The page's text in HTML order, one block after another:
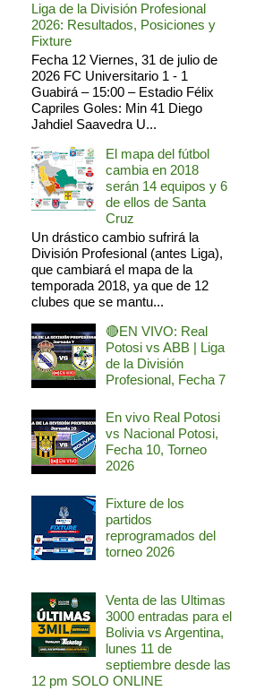
Liga de la División Profesional
2026: Resultados, Posiciones y
Fixture
Fecha 12 Viernes, 31 de julio de
2026 FC Universitario 1 - 1
Guabirá – 15:00 – Estadio Félix
Capriles Goles: Min 41 Diego
Jahdiel Saavedra U...
El mapa del fútbol
cambia en 2018
serán 14 equipos y 6
de ellos de Santa
Cruz
Un drástico cambio sufrirá la
División Profesional (antes Liga),
que cambiará el mapa de la
temporada 2018, ya que de 12
clubes que se mantu...
🔴EN VIVO: Real
Potosi vs ABB | Liga
de la División
Profesional, Fecha 7
En vivo Real Potosi
vs Nacional Potosi,
Fecha 10, Torneo
2026
Fixture de los
partidos
reprogramados del
torneo 2026
Venta de las Ultimas
3000 entradas para el
Bolivia vs Argentina,
lunes 11 de
septiembre desde las
12 pm SOLO ONLINE